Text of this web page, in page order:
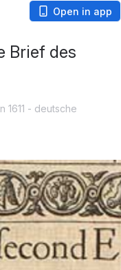
Open in app
Brief des
1611 - deutsche